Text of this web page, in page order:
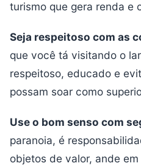
turismo que gera renda e
Seja respeitoso com as
que você tá visitando o
respeitoso, educado e
possam soar como
Use o bom senso com
paranoia, é
objetos de valor, ande